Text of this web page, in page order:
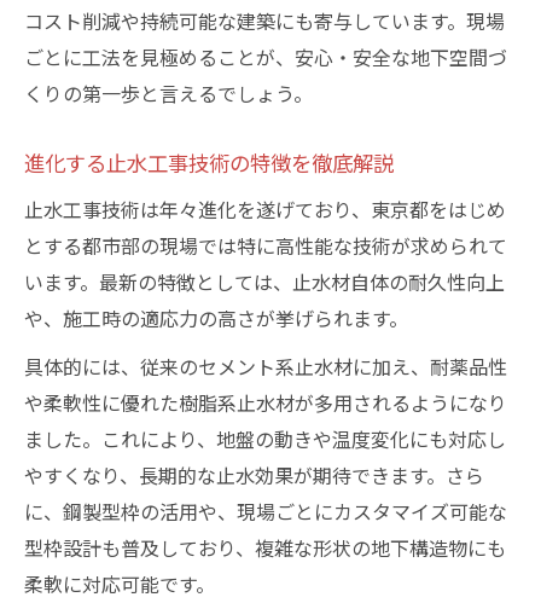
コスト削減や持続可能な建築にも寄与しています。現場
ごとに工法を見極めることが、安心・安全な地下空間づ
くりの第一歩と言えるでしょう。
進化する止水工事技術の特徴を徹底解説
止水工事技術は年々進化を遂げており、東京都をはじめ
とする都市部の現場では特に高性能な技術が求められて
います。最新の特徴としては、止水材自体の耐久性向上
や、施工時の適応力の高さが挙げられます。
具体的には、従来のセメント系止水材に加え、耐薬品性
や柔軟性に優れた樹脂系止水材が多用されるようになり
ました。これにより、地盤の動きや温度変化にも対応し
やすくなり、長期的な止水効果が期待できます。さら
に、鋼製型枠の活用や、現場ごとにカスタマイズ可能な
型枠設計も普及しており、複雑な形状の地下構造物にも
柔軟に対応可能です。